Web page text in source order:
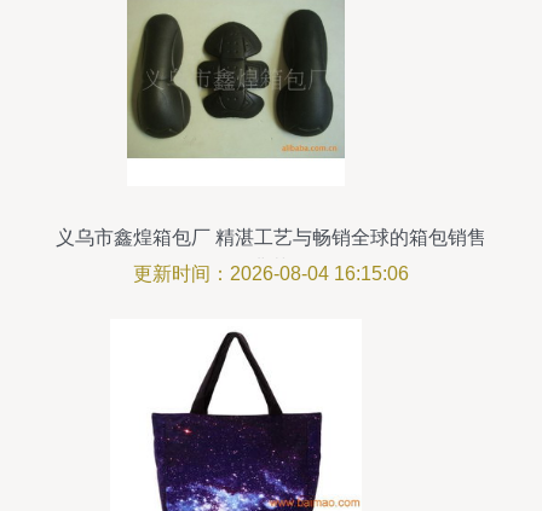
义乌市鑫煌箱包厂 精湛工艺与畅销全球的箱包销售
典范
更新时间：2026-08-04 16:15:06